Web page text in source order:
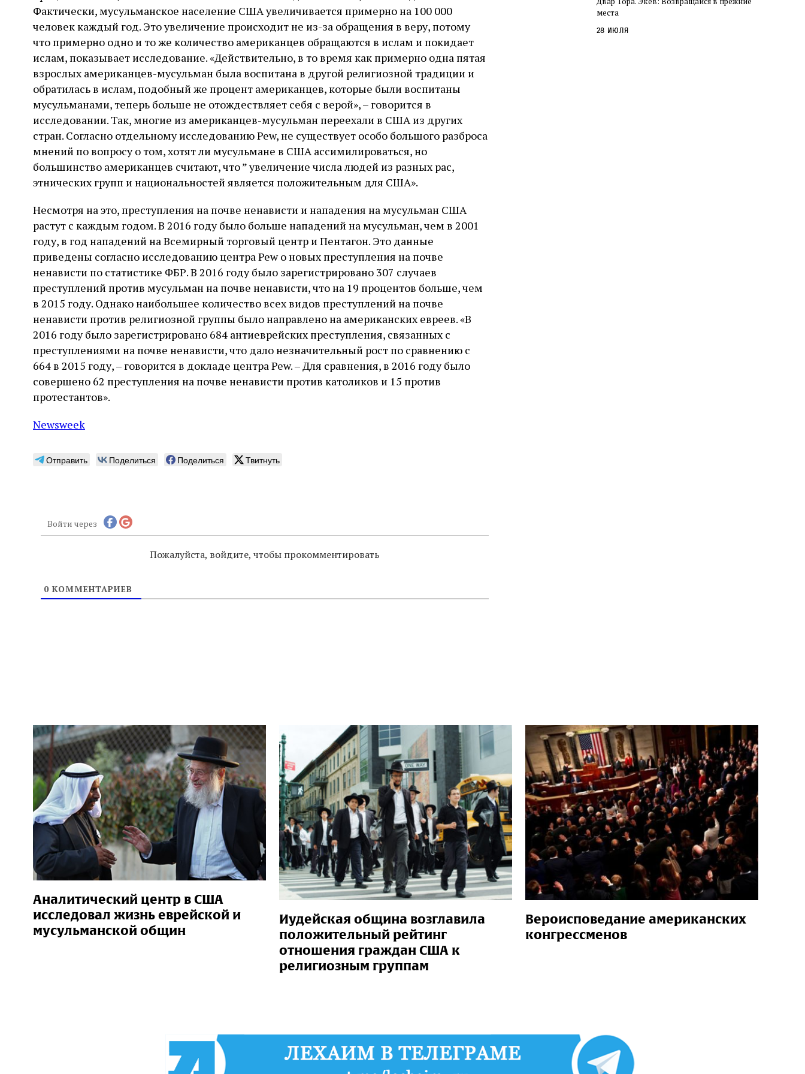
Фактически, мусульманское население США увеличивается примерно на 100 000
человек каждый год. Это увеличение происходит не из-за обращения в веру, потому
что примерно одно и то же количество американцев обращаются в ислам и покидает
ислам, показывает исследование. «Действительно, в то время как примерно одна пятая
взрослых американцев-мусульман была воспитана в другой религиозной традиции и
обратилась в ислам, подобный же процент американцев, которые были воспитаны
мусульманами, теперь больше не отождествляет себя с верой», – говорится в
исследовании. Так, многие из американцев-мусульман переехали в США из других
стран. Согласно отдельному исследованию Pew, не существует особо большого разброса
мнений по вопросу о том, хотят ли мусульмане в США ассимилироваться, но
большинство американцев считают, что ” увеличение числа людей из разных рас,
этнических групп и национальностей является положительным для США».
Несмотря на это, преступления на почве ненависти и нападения на мусульман США
растут с каждым годом. В 2016 году было больше нападений на мусульман, чем в 2001
году, в год нападений на Всемирный торговый центр и Пентагон. Это данные
приведены согласно исследованию центра Pew о новых преступления на почве
ненависти по статистике ФБР. В 2016 году было зарегистрировано 307 случаев
преступлений против мусульман на почве ненависти, что на 19 процентов больше, чем
в 2015 году. Однако наибольшее количество всех видов преступлений на почве
ненависти против религиозной группы было направлено на американских евреев. «В
2016 году было зарегистрировано 684 антиеврейских преступления, связанных с
преступлениями на почве ненависти, что дало незначительный рост по сравнению с
664 в 2015 году, – говорится в докладе центра Pew. – Для сравнения, в 2016 году было
совершено 62 преступления на почве ненависти против католиков и 15 против
протестантов».
Newsweek
Отправить Поделиться Поделиться Твитнуть
Войти через
Пожалуйста, войдите, чтобы прокомментировать
0КОММЕНТАРИЕВ
слово в переводе Библии
места
28 июля
Аналитический центр в США
исследовал жизнь еврейской и
мусульманской общин
Иудейская община возглавила
положительный рейтинг
отношения граждан США к
религиозным группам
Вероисповедание американских
конгрессменов